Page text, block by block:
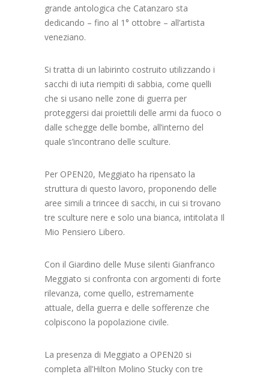
grande antologica che Catanzaro sta
dedicando – fino al 1° ottobre – all’artista
veneziano.
Si tratta di un labirinto costruito utilizzando i
sacchi di iuta riempiti di sabbia, come quelli
che si usano nelle zone di guerra per
proteggersi dai proiettili delle armi da fuoco o
dalle schegge delle bombe, all’interno del
quale s’incontrano delle sculture.
Per OPEN20, Meggiato ha ripensato la
struttura di questo lavoro, proponendo delle
aree simili a trincee di sacchi, in cui si trovano
tre sculture nere e solo una bianca, intitolata Il
Mio Pensiero Libero.
Con il Giardino delle Muse silenti Gianfranco
Meggiato si confronta con argomenti di forte
rilevanza, come quello, estremamente
attuale, della guerra e delle sofferenze che
colpiscono la popolazione civile.
La presenza di Meggiato a OPEN20 si
completa all’Hilton Molino Stucky con tre